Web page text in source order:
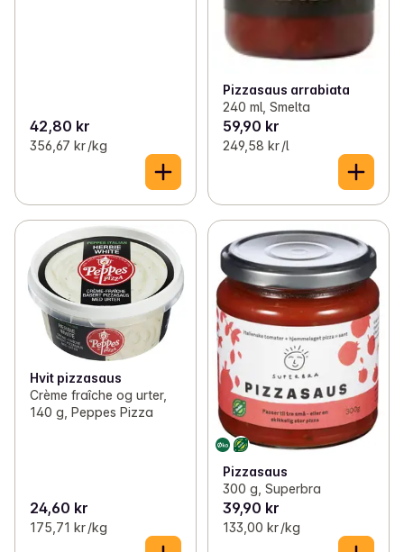
42,80 kr
356,67 kr /kg
Pizzasaus arrabiata
240 ml, Smelta
59,90 kr
249,58 kr /l
Hvit pizzasaus
Crème fraîche og urter,
140 g, Peppes Pizza
24,60 kr
175,71 kr /kg
Pizzasaus
300 g, Superbra
39,90 kr
133,00 kr /kg